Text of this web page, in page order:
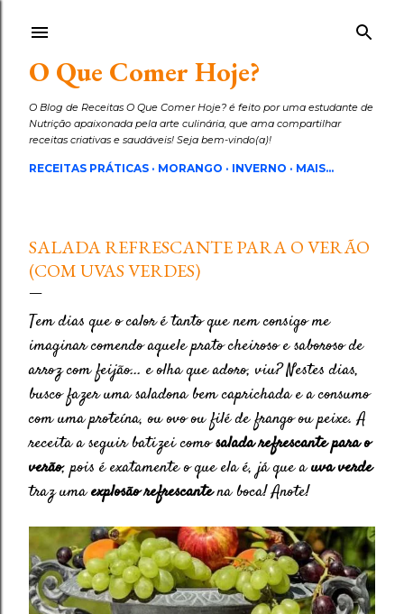
O Que Comer Hoje?
O Blog de Receitas O Que Comer Hoje? é feito por uma estudante de
Nutrição apaixonada pela arte culinária, que ama compartilhar
receitas criativas e saudáveis! Seja bem-vindo(a)!
RECEITAS PRÁTICAS MORANGO INVERNO MAIS…
SALADA REFRESCANTE PARA O VERÃO
(COM UVAS VERDES)
Tem dias que o calor é tanto que nem consigo me
imaginar comendo aquele prato cheiroso e saboroso de
arroz com feijão... e olha que adoro, viu? Nestes dias,
busco fazer uma saladona bem caprichada e a consumo
com uma proteína, ou ovo ou filé de frango ou peixe. A
receita a seguir batizei comosalada refrescante para o
verão, pois é exatamente o que ela é, já que auva verde
traz umaexplosão refrescantena boca! Anote!